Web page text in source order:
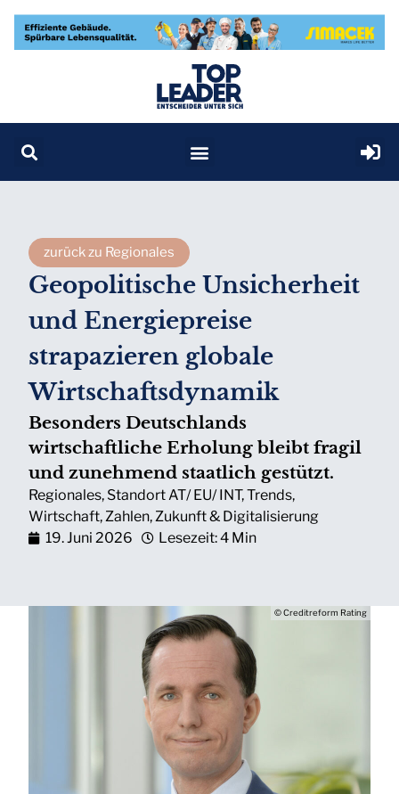
zurück zu Regionales
Geopolitische Unsicherheit
und Energiepreise
strapazieren globale
Wirtschaftsdynamik
Besonders Deutschlands
wirtschaftliche Erholung bleibt fragil
und zunehmend staatlich gestützt.
Regionales, Standort AT/ EU/ INT,Trends,
Wirtschaft,Zahlen,Zukunft & Digitalisierung
19. Juni 2026
Lesezeit: 4 Min
© Creditreform Rating